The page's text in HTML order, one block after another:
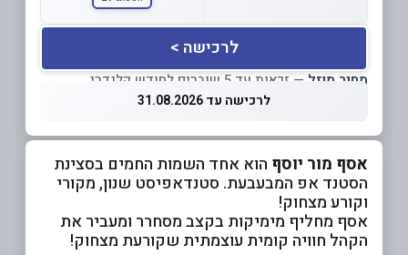
לרכישה >
מחיר מוזל — זכאות עד 5 שוברים לחודש קלנדרי
לרכישה עד 31.08.2026
אסף מור יוסף הוא אחד השמות החמים בסצינת
הסטנד אפ המבעבעת. סטנדאפיסט שנון, מקורי
וקורע מצחוק!
אסף מחליף מימיקות בקצב מסחרר ומעביר את
הקהל חוויה קומית עוצמתית שקורעת מצחוק!